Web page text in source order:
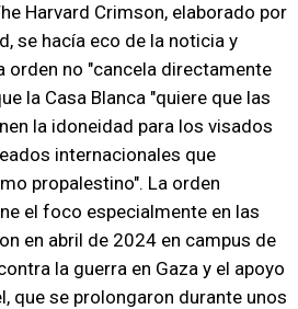
Harvard Crimson, elaborado por
se hacía eco de la noticia y
orden no "cancela directamente
la Casa Blanca "quiere que las
la idoneidad para los visados
internacionales que
propalestino". La orden
el foco especialmente en las
en abril de 2024 en campus de
la guerra en Gaza y el apoyo
que se prolongaron durante unos